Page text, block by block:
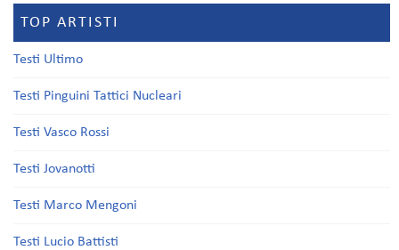
TOP ARTISTI
Testi Ultimo
Testi Pinguini Tattici Nucleari
Testi Vasco Rossi
Testi Jovanotti
Testi Marco Mengoni
Testi Lucio Battisti